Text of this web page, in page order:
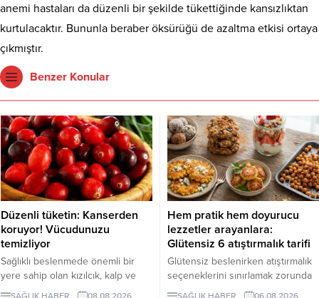
anemi hastaları da düzenli bir şekilde tükettiğinde kansızlıktan
kurtulacaktır. Bununla beraber öksürüğü de azaltma etkisi ortaya
çıkmıştır.
Benzer Konular
Düzenli tüketin: Kanserden
koruyor! Vücudunuzu
temizliyor
Sağlıklı beslenmede önemli bir
yere sahip olan kızılcık, kalp ve
damar sistemini desteklerken
SAĞLIK HABER 08.08.2026
Hem pratik hem doyurucu
lezzetler arayanlara:
Glütensiz 6 atıştırmalık tarifi
Glütensiz beslenirken atıştırmalık
seçeneklerini sınırlamak zorunda
değilsiniz. Evde kolayca
SAĞLIK HABER 06.08.2026